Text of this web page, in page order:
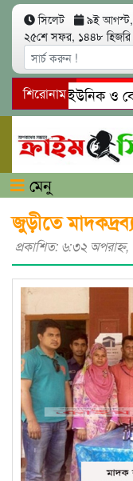
সিলেট ৯ই আগস্ট,
২৫শে সফর, ১৪৪৮ হিজরি
শিরোনাম
সিলেটে ইউনিক ও
গোয়াইনঘাটে প্রেমের
মেনু
জুড়ীতে
প্রকাশিত: ৬:৩২